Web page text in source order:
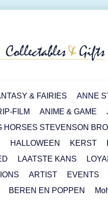
& FAIRIES
ANNE
FILM ANIME & GAME
HORSES STEVENSON
HALLOWEEN KERST
LAATSTE KANS
ARTIST EVENTS
BEREN EN POPPEN